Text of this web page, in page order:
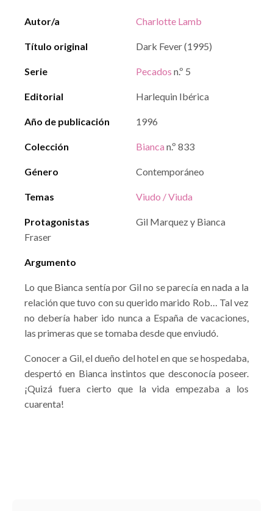
Autor/a Charlotte Lamb
Título original Dark Fever (1995)
Serie Pecados n.º 5
Editorial Harlequin Ibérica
Año de publicación 1996
Colección Bianca n.º 833
Género Contemporáneo
Temas Viudo / Viuda
Protagonistas
Gil Marquez y Bianca
Fraser
Argumento
Lo que Bianca sentía por Gil no se parecía en nada a la
relación que tuvo con su querido marido Rob… Tal vez
no debería haber ido nunca a España de vacaciones,
las primeras que se tomaba desde que enviudó.
Conocer a Gil, el dueño del hotel en que se hospedaba,
despertó en Bianca instintos que desconocía poseer.
¡Quizá fuera cierto que la vida empezaba a los
cuarenta!